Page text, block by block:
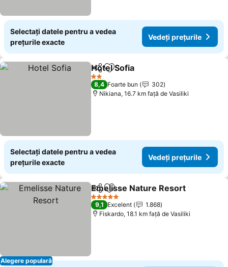
Selectați datele pentru a vedea
prețurile exacte
Vedeți prețurile
DistribuițiAdăugaţi la favorite
Hotel Sofia
2 Stele
8,4 Foarte bun
302
Nikiana, 16.7 km faţă de Vasiliki
Selectați datele pentru a vedea
prețurile exacte
Vedeți prețurile
Alegere populară
DistribuițiAdăugaţi la favorite
Emelisse Nature Resort
5 Stele
9,1 Excelent
1.868
Fiskardo, 18.1 km faţă de Vasiliki